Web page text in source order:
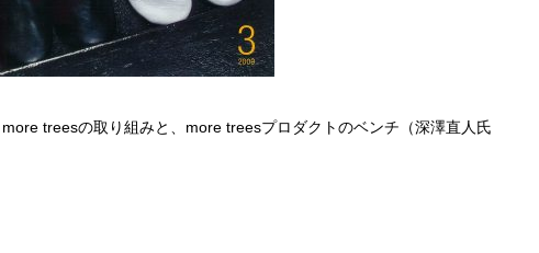
treesの取り組みと、more treesプロダクトのベンチ（深澤直人氏